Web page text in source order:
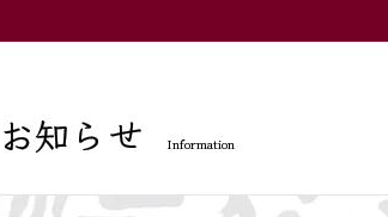
お知らせ Information